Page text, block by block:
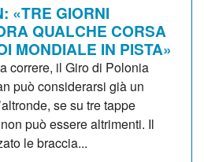
«TRE GIORNI
QUALCHE CORSA
MONDIALE IN PISTA»
correre, il Giro di Polonia
può considerarsi già un
se su tre tappe
può essere altrimenti. Il
le braccia...